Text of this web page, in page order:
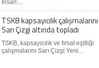
İnsan:...
TSKB kapsayıcılık çalışmalarını
Sarı Çizgi altında topladı
TSKB, kapsayıcılık ve fırsat eşitliği
çalışmalarını Sarı Çizgi Yeni...